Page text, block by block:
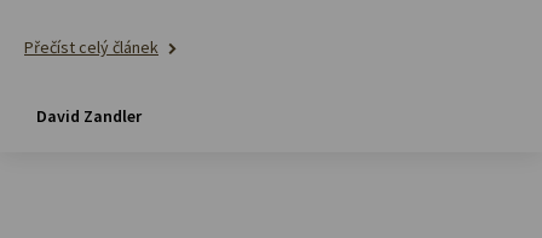
Přečíst celý článek
David Zandler